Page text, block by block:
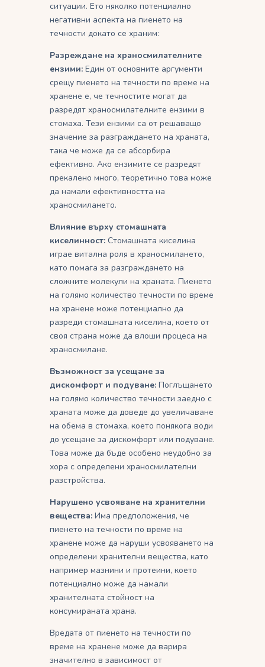
ситуации. Ето няколко потенциално
негативни аспекта на пиенето на
течности докато се храним:
Разреждане на храносмилателните
ензими: Един от основните аргументи
срещу пиенето на течности по време на
хранене е, че течностите могат да
разредят храносмилателните ензими в
стомаха. Тези ензими са от решаващо
значение за разграждането на храната,
така че може да се абсорбира
ефективно. Ако ензимите се разредят
прекалено много, теоретично това може
да намали ефективността на
храносмилането.
Влияние върху стомашната
киселинност: Стомашната киселина
играе витална роля в храносмилането,
като помага за разграждането на
сложните молекули на храната. Пиенето
на голямо количество течности по време
на хранене може потенциално да
разреди стомашната киселина, което от
своя страна може да влоши процеса на
храносмилане.
Възможност за усещане за
дискомфорт и подуване: Поглъщането
на голямо количество течности заедно с
храната може да доведе до увеличаване
на обема в стомаха, което понякога води
до усещане за дискомфорт или подуване.
Това може да бъде особено неудобно за
хора с определени храносмилателни
разстройства.
Нарушено усвояване на хранителни
вещества: Има предположения, че
пиенето на течности по време на
хранене може да наруши усвояването на
определени хранителни вещества, като
например мазнини и протеини, което
потенциално може да намали
хранителната стойност на
консумираната храна.
Вредата от пиенето на течности по
време на хранене може да варира
значително в зависимост от